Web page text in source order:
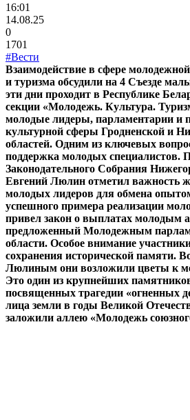
16:01
14.08.25
0
1701
#Вести
Взаимодействие в сфере
и туризма обсудили на 4 Съезде
эти дни проходит в Республике
секции «Молодежь. Культура.
молодые лидеры, парламентарии и
культурной сферы Гродненской и
областей. Одним из ключевых
поддержка молодых специалистов.
Законодательного Собрания
Евгений Люлин отметил важность
молодых лидеров для обмена
успешного примера реализации
привел закон о выплатах молодым
предложенный Молодежным
области. Особое внимание
сохранения исторической памяти.
Люлиным они возложили цветы к
Это один из крупнейших
посвященных трагедии «огненных
лица земли в годы Великой
заложили аллею «Молодежь